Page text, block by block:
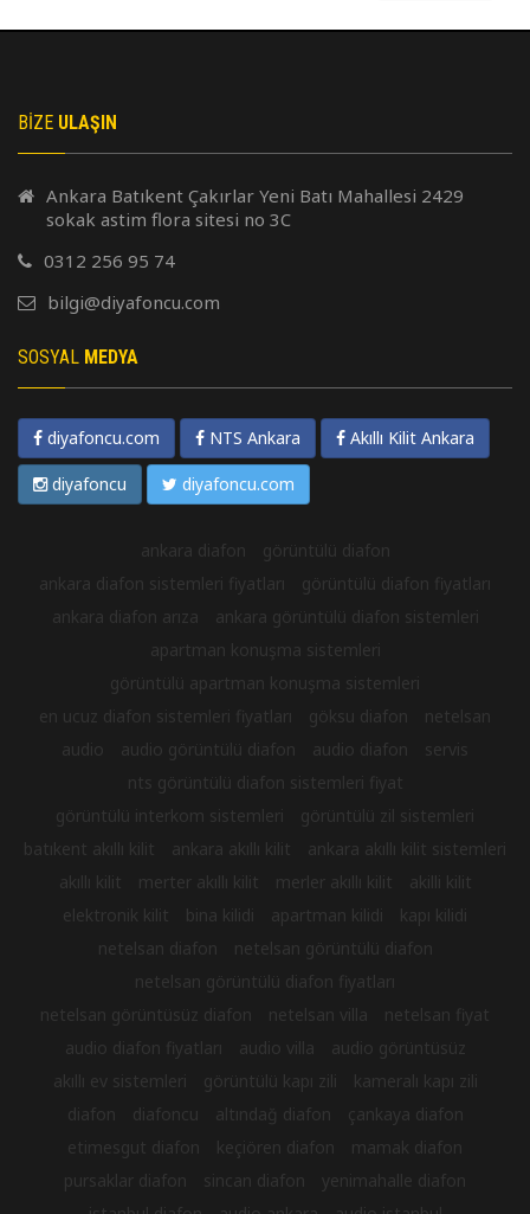
BIZE ULAŞIN
Ankara Batıkent Çakırlar Yeni Batı Mahallesi 2429
sokak astim flora sitesi no 3C
0312 256 95 74
bilgi@diyafoncu.com
SOSYAL MEDYA
diyafoncu.com NTS Ankara Akıllı Kilit Ankara
diyafoncu diyafoncu.com
ankara diafon
görüntülü diafon
ankara diafon sistemleri fiyatları
görüntülü diafon fiyatları
ankara diafon arıza
ankara görüntülü diafon sistemleri
apartman konuşma sistemleri
görüntülü apartman konuşma sistemleri
en ucuz diafon sistemleri fiyatları
göksu diafon
netelsan
audio
audio görüntülü diafon audio diafon
servis
nts görüntülü diafon sistemleri fiyat
görüntülü interkom sistemleri
görüntülü zil sistemleri
batıkent akıllı kilit
ankara akıllı kilit
ankara akıllı kilit sistemleri
akıllı kilit
merter akıllı kilit merler akıllı kilit
akilli kilit
elektronik kilit
bina kilidi apartman kilidi
kapı kilidi
netelsan diafon
netelsan görüntülü diafon
netelsan görüntülü diafon fiyatları
netelsan görüntüsüz diafon
netelsan villa
netelsan fiyat
audio diafon fiyatları
audio villa
audio görüntüsüz
akıllı ev sistemleri
görüntülü kapı zili
kameralı kapı zili
diafon
diafoncu altındağ diafon
çankaya diafon
etimesgut diafon
keçiören diafon
mamak diafon
pursaklar diafon
sincan diafon
yenimahalle diafon